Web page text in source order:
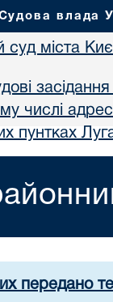
влада
суд міста
числі
пунтках
передано